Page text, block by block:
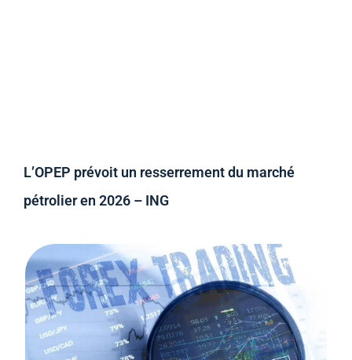
L’OPEP prévoit un resserrement du marché
pétrolier en 2026 – ING